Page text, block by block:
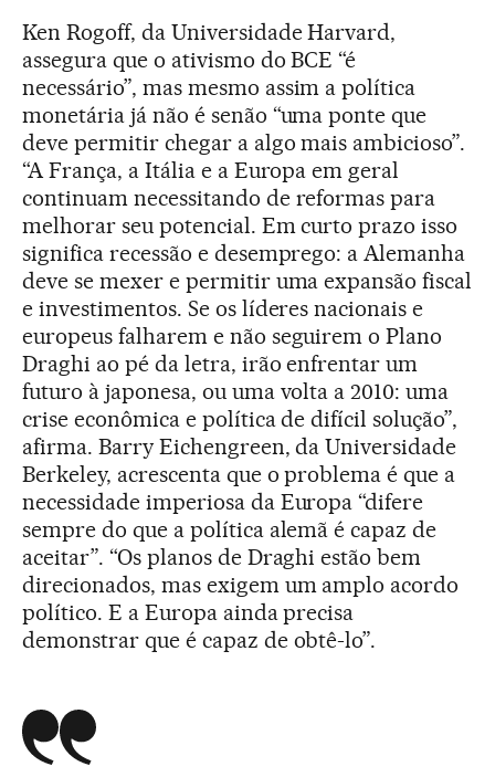
Ken Rogoff, da Universidade Harvard,
assegura que o ativismo do BCE “é
necessário”, mas mesmo assim a política
monetária já não é senão “uma ponte que
deve permitir chegar a algo mais ambicioso”.
“A França, a Itália e a Europa em geral
continuam necessitando de reformas para
melhorar seu potencial. Em curto prazo isso
significa recessão e desemprego: a Alemanha
deve se mexer e permitir uma expansão fiscal
e investimentos. Se os líderes nacionais e
europeus falharem e não seguirem o Plano
Draghi ao pé da letra, irão enfrentar um
futuro à japonesa, ou uma volta a 2010: uma
crise econômica e política de difícil solução”,
afirma. Barry Eichengreen, da Universidade
Berkeley, acrescenta que o problema é que a
necessidade imperiosa da Europa “difere
sempre do que a política alemã é capaz de
aceitar”. “Os planos de Draghi estão bem
direcionados, mas exigem um amplo acordo
político. E a Europa ainda precisa
demonstrar que é capaz de obtê-lo”.